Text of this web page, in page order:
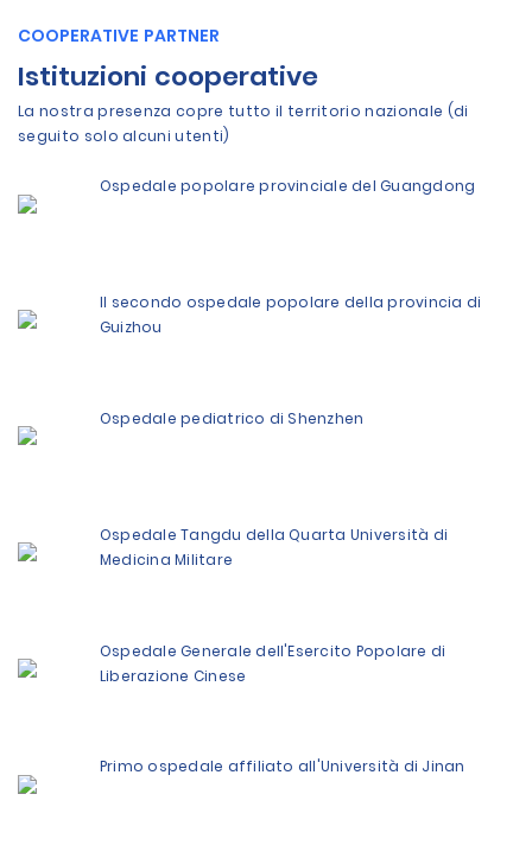
COOPERATIVE PARTNER
Istituzioni cooperative
La nostra presenza copre tutto il territorio nazionale (di
seguito solo alcuni utenti)
Ospedale popolare provinciale del Guangdong
Il secondo ospedale popolare della provincia di
Guizhou
Ospedale pediatrico di Shenzhen
Ospedale Tangdu della Quarta Università di
Medicina Militare
Ospedale Generale dell'Esercito Popolare di
Liberazione Cinese
Primo ospedale affiliato all'Università di Jinan